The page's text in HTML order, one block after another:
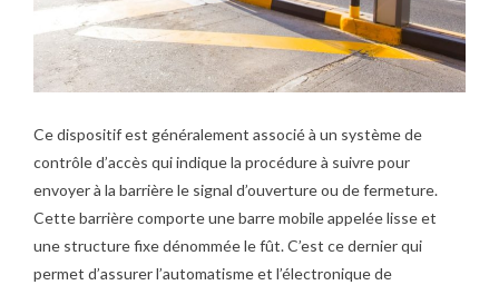
Ce dispositif est généralement associé à un système de
contrôle d’accès qui indique la procédure à suivre pour
envoyer à la barrière le signal d’ouverture ou de fermeture.
Cette barrière comporte une barre mobile appelée lisse et
une structure fixe dénommée le fût. C’est ce dernier qui
permet d’assurer l’automatisme et l’électronique de